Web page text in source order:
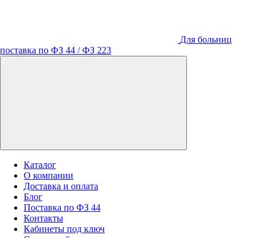
Для больниц
поставка по ФЗ 44 / ФЗ 223
Каталог
О компании
Доставка и оплата
Блог
Поставка по ФЗ 44
Контакты
Кабинеты под ключ